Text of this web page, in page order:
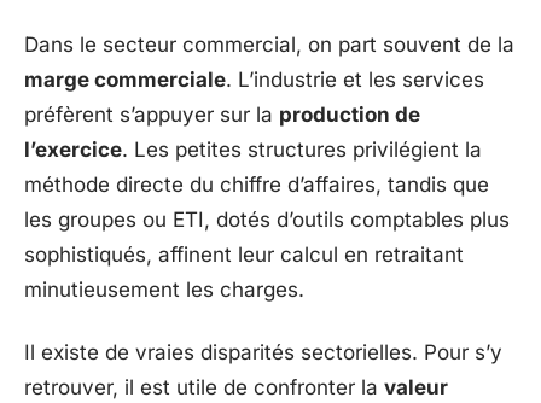
Dans le secteur commercial, on part souvent de la
marge commerciale. L’industrie et les services
préfèrent s’appuyer sur la production de
l’exercice. Les petites structures privilégient la
méthode directe du chiffre d’affaires, tandis que
les groupes ou ETI, dotés d’outils comptables plus
sophistiqués, affinent leur calcul en retraitant
minutieusement les charges.
Il existe de vraies disparités sectorielles. Pour s’y
retrouver, il est utile de confronter la valeur